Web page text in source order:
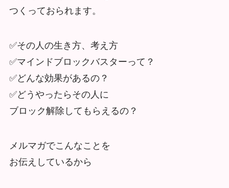
つくっておられます。
✅その人の生き方、考え方
✅マインドブロックバスターって？
✅どんな効果があるの？
✅どうやったらその人に
ブロック解除してもらえるの？
メルマガでこんなことを
お伝えしているから